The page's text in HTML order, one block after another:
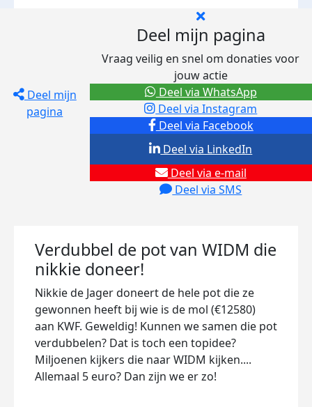
Deel mijn
pagina
Deel mijn pagina
Vraag veilig en snel om donaties voor
jouw actie
Deel via Facebook
Deel via Instagram
Deel via e-mail
Deel via SMS
Deel via LinkedIn
Deel via WhatsApp
Verdubbel de pot van WIDM die
nikkie doneer!
Nikkie de Jager doneert de hele pot die ze
gewonnen heeft bij wie is de mol (€12580)
aan KWF. Geweldig! Kunnen we samen die pot
verdubbelen? Dat is toch een topidee?
Miljoenen kijkers die naar WIDM kijken....
Allemaal 5 euro? Dan zijn we er zo!